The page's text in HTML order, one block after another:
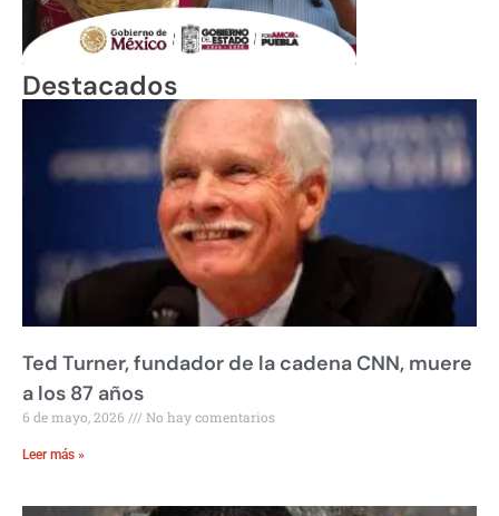
Destacados
Ted Turner, fundador de la cadena CNN, muere
a los 87 años
6 de mayo, 2026 No hay comentarios
Leer más »